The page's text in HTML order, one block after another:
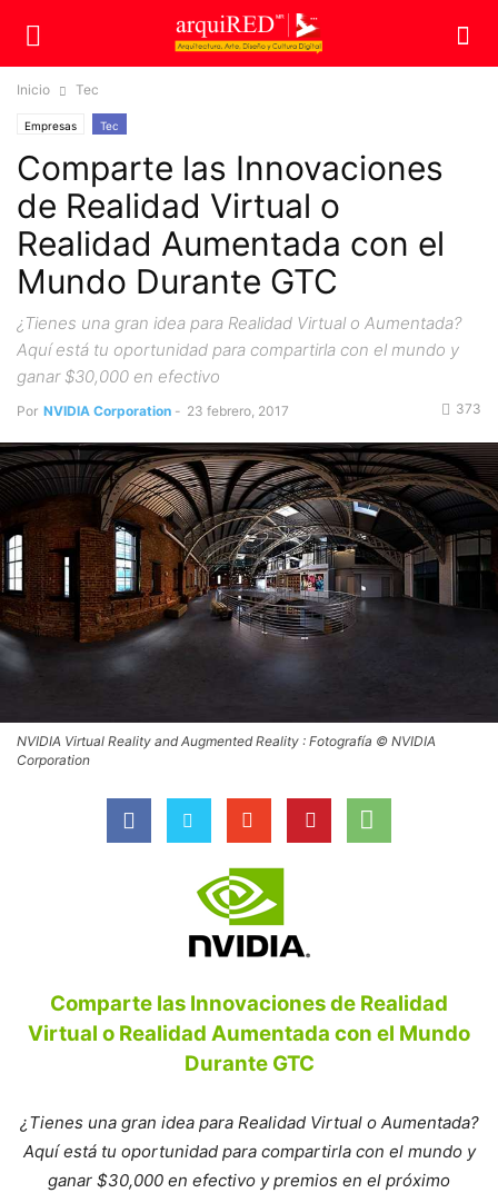
Inicio Tec
Empresas Tec
Comparte las Innovaciones
de Realidad Virtual o
Realidad Aumentada con el
Mundo Durante GTC
¿Tienes una gran idea para Realidad Virtual o Aumentada?
Aquí está tu oportunidad para compartirla con el mundo y
ganar $30,000 en efectivo
Por NVIDIA Corporation - 23 febrero, 2017 373
NVIDIA Virtual Reality and Augmented Reality : Fotografía © NVIDIA
Corporation
Comparte las Innovaciones de Realidad
Virtual o Realidad Aumentada con el Mundo
Durante GTC
¿Tienes una gran idea para Realidad Virtual o Aumentada?
Aquí está tu oportunidad para compartirla con el mundo y
ganar $30,000 en efectivo y premios en el próximo